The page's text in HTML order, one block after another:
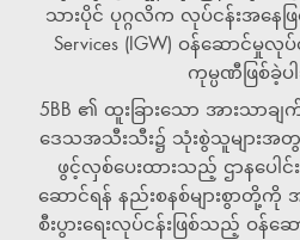
သားပိုင် ပုဂ္ဂလိက လုပ်ငန်းအနေဖြင့်
Services (IGW) ဝန်ဆောင်မှု
ကုမ္ပဏီဖြစ်ခဲ့
5BB ၏ ထူးခြားသော အားသာခ
ဒေသအသီးသီး၌ သုံးစွဲသူများအ
ဖွင့်လှစ်ပေးထားသည့် ဌာနပေါင်း
ဆောင်ရန် နည်းစနစ်များစွာ
စီးပွားရေးလုပ်ငန်းဖြစ်သည့် ဝန်